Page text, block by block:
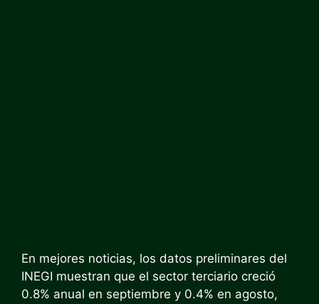
En mejores noticias, los datos preliminares del
INEGI muestran que el sector terciario creció
0.8% anual en septiembre y 0.4% en agosto,